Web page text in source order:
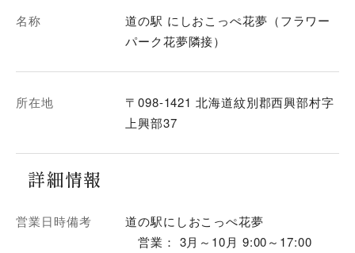
名称
道の駅 にしおこっぺ花夢（フラワー
パーク花夢隣接）
所在地
〒098-1421 北海道紋別郡西興部村字
上興部37
詳細情報
営業日時備考
道の駅にしおこっぺ花夢
営業： 3月～10月 9:00～17:00